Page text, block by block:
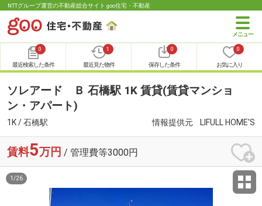
NTTグループ運営の不動産総合サイト goo住宅・不動産
0
最近検索した条件
1
最近見た物件
0
保存した条件
0
お気に入り
ソレアード Ｂ 石橋駅 1K 賃貸(賃貸マンショ
ン・アパート)
1K / 石橋駅 情報提供元 LIFULL HOME'S
賃料5万円 / 管理費等3000円
1 /26